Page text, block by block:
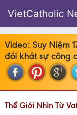
VietCatholic
Video: Suy Niệm
đói khát sự công
Thế Giới Nhìn Từ